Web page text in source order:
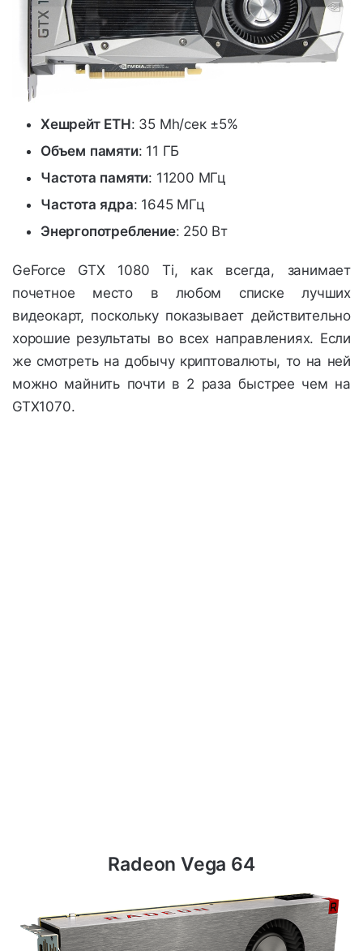
Хешрейт ETH: 35 Mh/сек ±5%
Объем памяти: 11 ГБ
Частота памяти: 11200 МГц
Частота ядра: 1645 МГц
Энергопотребление: 250 Вт
GeForce GTX 1080 Ti, как всегда, занимает
почетное место в любом списке лучших
видеокарт, поскольку показывает действительно
хорошие результаты во всех направлениях. Если
же смотреть на добычу криптовалюты, то на ней
можно майнить почти в 2 раза быстрее чем на
GTX1070.
Radeon Vega 64